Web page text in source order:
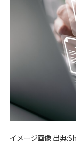
イメージ画像 出典